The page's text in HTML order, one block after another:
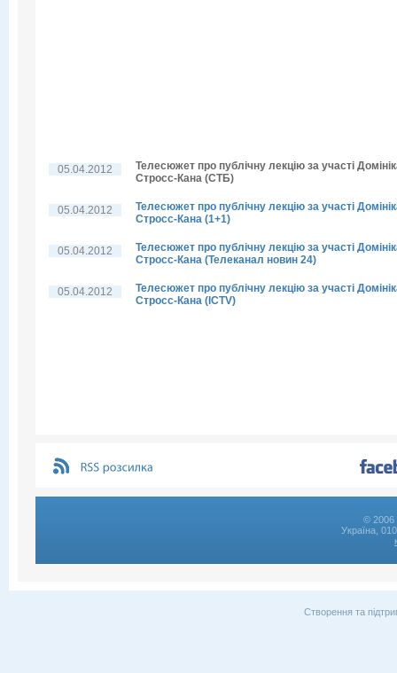
05.04.2012
Телесюжет про публічну лекцію за участі
Стросс-Кана (СТБ)
05.04.2012
Телесюжет про публічну лекцію за участі
Стросс-Кана (1+1)
05.04.2012
Телесюжет про публічну лекцію за участі
Стросс-Кана (Телеканал новин 24)
05.04.2012
Телесюжет про публічну лекцію за участі
Стросс-Кана (ICTV)
© 2006
Україна,
Створення та